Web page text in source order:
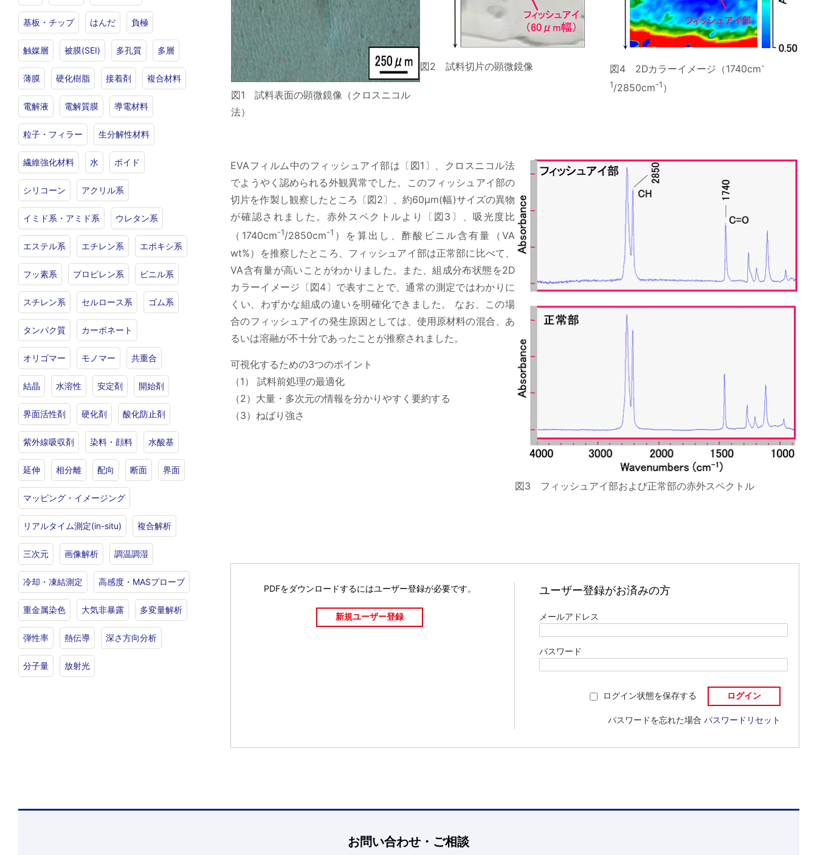
図1 試料表面の顕微鏡像（クロスニコル
法）
図2 試料切片の顕微鏡像 図4 2Dカラーイメージ（1740cm-
1/2850cm-1）
EVAフィルム中のフィッシュアイ部は〔図1〕、クロスニコル法
でようやく認められる外観異常でした。このフィッシュアイ部の
切片を作製し観察したところ〔図2〕、約60μm(幅)サイズの異物
が確認されました。赤外スペクトルより〔図3〕、吸光度比
（1740cm-1/2850cm-1 ）を算出し、酢酸ビニル含有量（VA
wt%）を推察したところ、フィッシュアイ部は正常部に比べて、
VA含有量が高いことがわかりました。また、組成分布状態を2D
カラーイメージ〔図4〕で表すことで、通常の測定ではわかりに
くい、わずかな組成の違いを明確化できました。 なお、この場
合のフィッシュアイの発生原因としては、使用原材料の混合、あ
るいは溶融が不十分であったことが推察されました。
可視化するための3つのポイント
（1） 試料前処理の最適化
（2）大量・多次元の情報を分かりやすく要約する
（3）ねばり強さ
図3 フィッシュアイ部および正常部の赤外スペクトル
ユーザー登録がお済みの方
メールアドレス
パスワード
ログイン状態を保存する
パスワードを忘れた場合 パスワードリセット
PDFをダウンロードするにはユーザー登録が必要です。
基板・チップ はんだ 負極
触媒層 被膜(SEI) 多孔質 多層
薄膜 硬化樹脂 接着剤 複合材料
電解液 電解質膜 導電材料
粒子・フィラー 生分解性材料
繊維強化材料 水 ボイド
シリコーン アクリル系
イミド系・アミド系 ウレタン系
エステル系 エチレン系 エポキシ系
フッ素系 プロピレン系 ビニル系
スチレン系 セルロース系 ゴム系
タンパク質 カーボネート
オリゴマー モノマー 共重合
結晶 水溶性 安定剤 開始剤
界面活性剤 硬化剤 酸化防止剤
紫外線吸収剤 染料・顔料 水酸基
延伸 相分離 配向 断面 界面
マッピング・イメージング
リアルタイム測定(in-situ) 複合解析
三次元 画像解析 調温調湿
冷却・凍結測定 高感度・MASプローブ
重金属染色 大気非暴露 多変量解析
弾性率 熱伝導 深さ方向分析
分子量 放射光
お問い合わせ・ご相談